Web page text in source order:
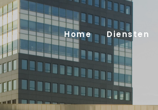
Home Diensten